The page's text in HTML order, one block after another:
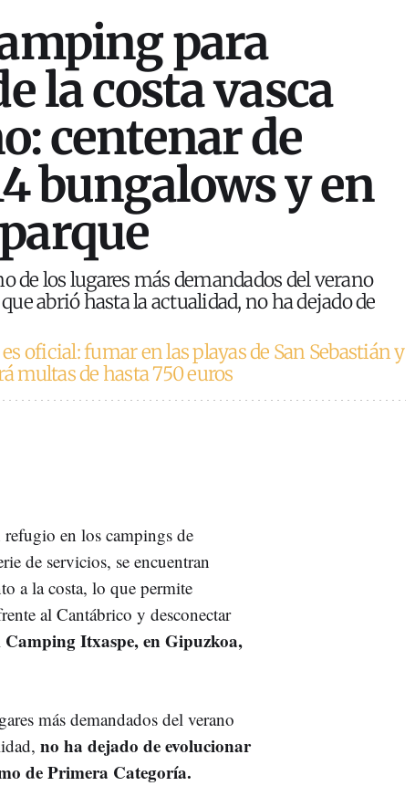
para
la costa vasca
centenar de
bungalows y en
de los lugares más demandados del verano
abrió hasta la actualidad, no ha dejado de
es oficial: fumar en las playas de San Sebastián y
multas de hasta 750 euros
en los campings de
de servicios, se encuentran
a la costa, lo que permite
al Cantábrico y desconectar
Camping Itxaspe, en Gipuzkoa,
más demandados del verano
no ha dejado de evolucionar
de Primera Categoría.